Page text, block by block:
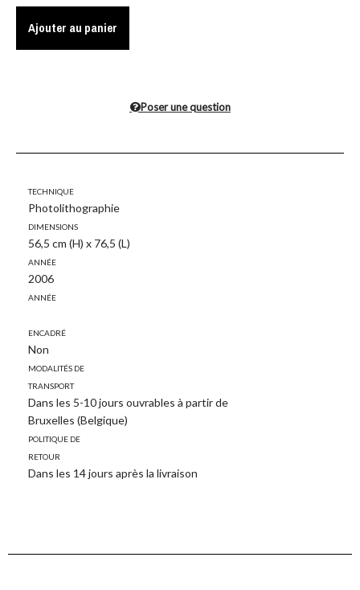
Ajouter au panier
Poser une question
Technique
Photolithographie
Dimensions
56,5 cm (H) x 76,5 (L)
Année
2006
Année
Encadré
Non
Modalités de
transport
Dans les 5-10 jours ouvrables à partir de
Bruxelles (Belgique)
Politique de
retour
Dans les 14 jours après la livraison